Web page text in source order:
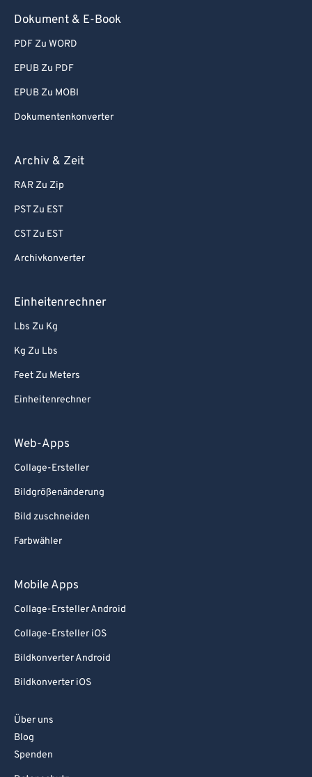
Dokument & E-Book
PDF Zu WORD
EPUB Zu PDF
EPUB Zu MOBI
Dokumentenkonverter
Archiv & Zeit
RAR Zu Zip
PST Zu EST
CST Zu EST
Archivkonverter
Einheitenrechner
Lbs Zu Kg
Kg Zu Lbs
Feet Zu Meters
Einheitenrechner
Web-Apps
Collage-Ersteller
Bildgrößenänderung
Bild zuschneiden
Farbwähler
Mobile Apps
Collage-Ersteller Android
Collage-Ersteller iOS
Bildkonverter Android
Bildkonverter iOS
Über uns
Blog
Spenden